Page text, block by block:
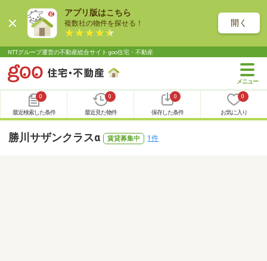
アプリ版はこちら
複数社の物件を探せる！ 開く
NTTグループ運営の不動産総合サイト goo住宅・不動産
0
最近検索した条件
0
最近見た物件
0
保存した条件
0
お気に入り
勝川サザンクラスα 賃貸募集中 1件